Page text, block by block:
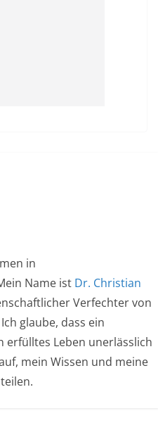
in
Name ist Dr. Christian
Verfechter von
glaube, dass ein
erfülltes Leben unerlässlich
mein Wissen und meine